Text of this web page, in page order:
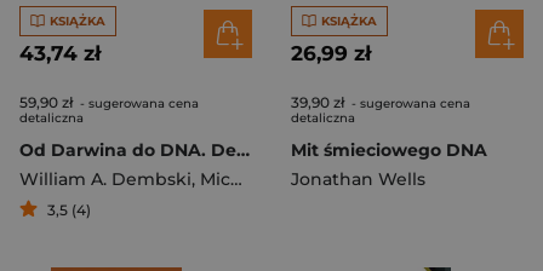
KSIĄŻKA
43,74 zł
59,90 zł - sugerowana cena
detaliczna
Od Darwina do DNA. Debata wokół teorii inteligentnego projektu
William A. Dembski, Michael Ruse
3,5 (4)
KSIĄŻKA
26,99 zł
39,90 zł - sugerowana cena
detaliczna
Mit śmieciowego DNA
Jonathan Wells